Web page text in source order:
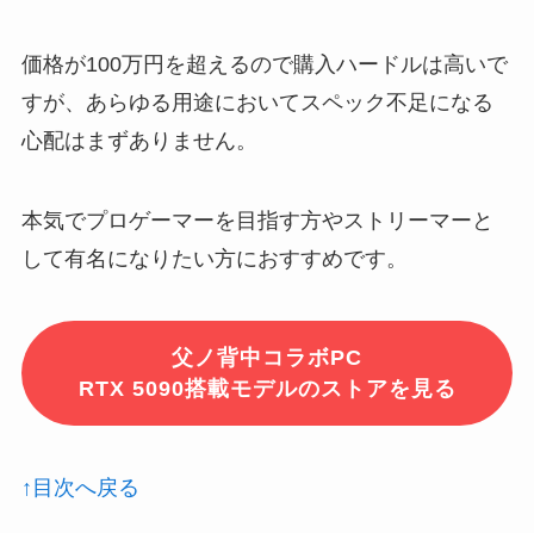
価格が100万円を超えるので購入ハードルは高いで
すが、あらゆる用途においてスペック不足になる
心配はまずありません。
本気でプロゲーマーを目指す方やストリーマーと
して有名になりたい方におすすめです。
父ノ背中コラボPC
RTX 5090搭載モデルのストアを見る
↑目次へ戻る